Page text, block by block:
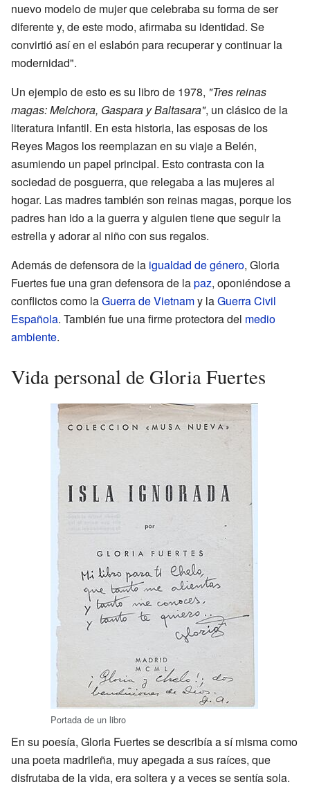
nuevo modelo de mujer que celebraba su forma de ser
diferente y, de este modo, afirmaba su identidad. Se
convirtió así en el eslabón para recuperar y continuar la
modernidad".
Un ejemplo de esto es su libro de 1978, "Tres reinas
magas: Melchora, Gaspara y Baltasara", un clásico de la
literatura infantil. En esta historia, las esposas de los
Reyes Magos los reemplazan en su viaje a Belén,
asumiendo un papel principal. Esto contrasta con la
sociedad de posguerra, que relegaba a las mujeres al
hogar. Las madres también son reinas magas, porque los
padres han ido a la guerra y alguien tiene que seguir la
estrella y adorar al niño con sus regalos.
Además de defensora de la igualdad de género, Gloria
Fuertes fue una gran defensora de lapaz, oponiéndose a
conflictos como laGuerra de Vietnamy laGuerra Civil
Española. También fue una firme protectora del medio
ambiente.
Vida personal de Gloria Fuertes
Portada de un libro
En su poesía, Gloria Fuertes se describía a sí misma como
una poeta madrileña, muy apegada a sus raíces, que
disfrutaba de la vida, era soltera y a veces se sentía sola.